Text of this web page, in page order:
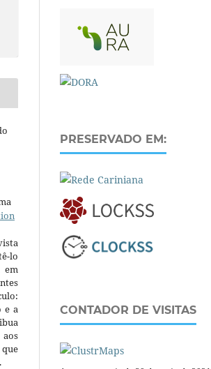
lo
em
e a
PRESERVADO EM:
CONTADOR DE VISITAS